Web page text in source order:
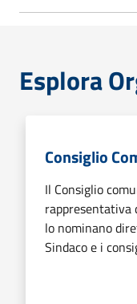
Esplora
Consiglio
Il Consiglio
rappresentativa
lo nominano
Sindaco e i